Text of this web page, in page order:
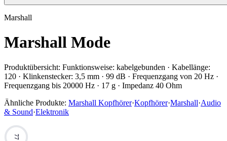
Marshall
Marshall Mode
Produktübersicht: Funktionsweise: kabelgebunden · Kabellänge:
120 · Klinkenstecker: 3,5 mm · 99 dB · Frequenzgang von 20 Hz ·
Frequenzgang bis 20000 Hz · 17 g · Impedanz 40 Ohm
Ähnliche Produkte: Marshall Kopfhörer·Kopfhörer·Marshall·Audio
& Sound·Elektronik
77